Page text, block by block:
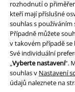
rozhodnutí o
kteří mají příslušné
souhlas s
Případně můžete
v takovém případě
Své individuální
„Vyberte nastavení“.
souhlas v Nastavení
údajů naleznete na